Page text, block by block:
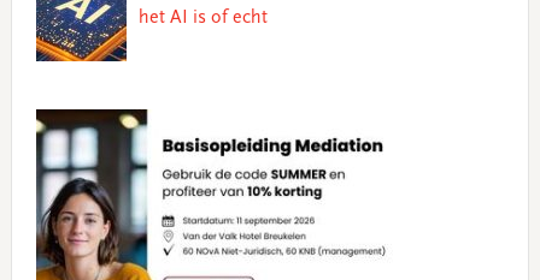
het AI is of echt